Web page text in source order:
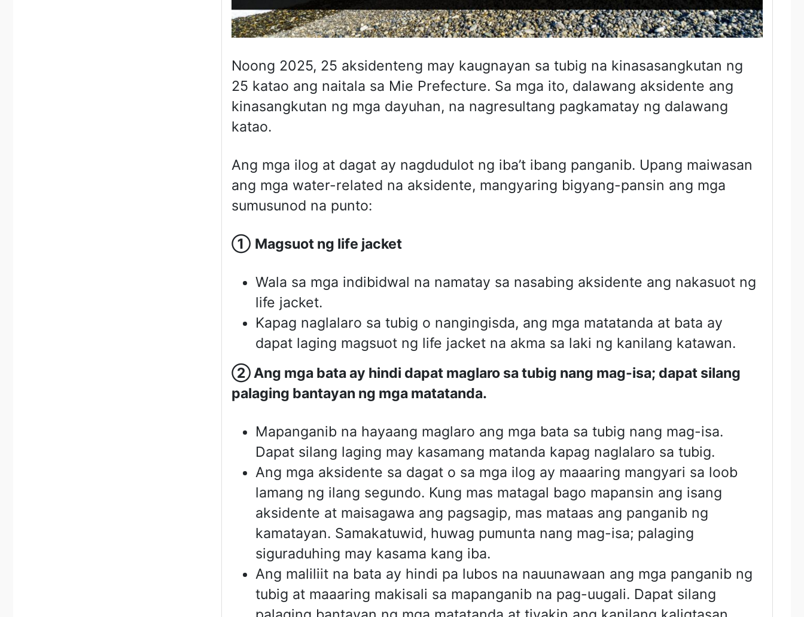
Noong 2025, 25 aksidenteng may kaugnayan sa tubig na kinasasangkutan ng
25 katao ang naitala sa Mie Prefecture. Sa mga ito, dalawang aksidente ang
kinasangkutan ng mga dayuhan, na nagresultang pagkamatay ng dalawang
katao.
Ang mga ilog at dagat ay nagdudulot ng iba’t ibang panganib. Upang maiwasan
ang mga water-related na aksidente, mangyaring bigyang-pansin ang mga
sumusunod na punto:
① Magsuot ng life jacket
Wala sa mga indibidwal na namatay sa nasabing aksidente ang nakasuot ng
life jacket.
Kapag naglalaro sa tubig o nangingisda, ang mga matatanda at bata ay
dapat laging magsuot ng life jacket na akma sa laki ng kanilang katawan.
②Ang mga bata ay hindi dapat maglaro sa tubig nang mag-isa; dapat silang
palaging bantayan ng mga matatanda.
Mapanganib na hayaang maglaro ang mga bata sa tubig nang mag-isa.
Dapat silang laging may kasamang matanda kapag naglalaro sa tubig.
Ang mga aksidente sa dagat o sa mga ilog ay maaaring mangyari sa loob
lamang ng ilang segundo. Kung mas matagal bago mapansin ang isang
aksidente at maisagawa ang pagsagip, mas mataas ang panganib ng
kamatayan. Samakatuwid, huwag pumunta nang mag-isa; palaging
siguraduhing may kasama kang iba.
Ang maliliit na bata ay hindi pa lubos na nauunawaan ang mga panganib ng
tubig at maaaring makisali sa mapanganib na pag-uugali. Dapat silang